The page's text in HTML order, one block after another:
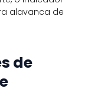
alavanca de
de